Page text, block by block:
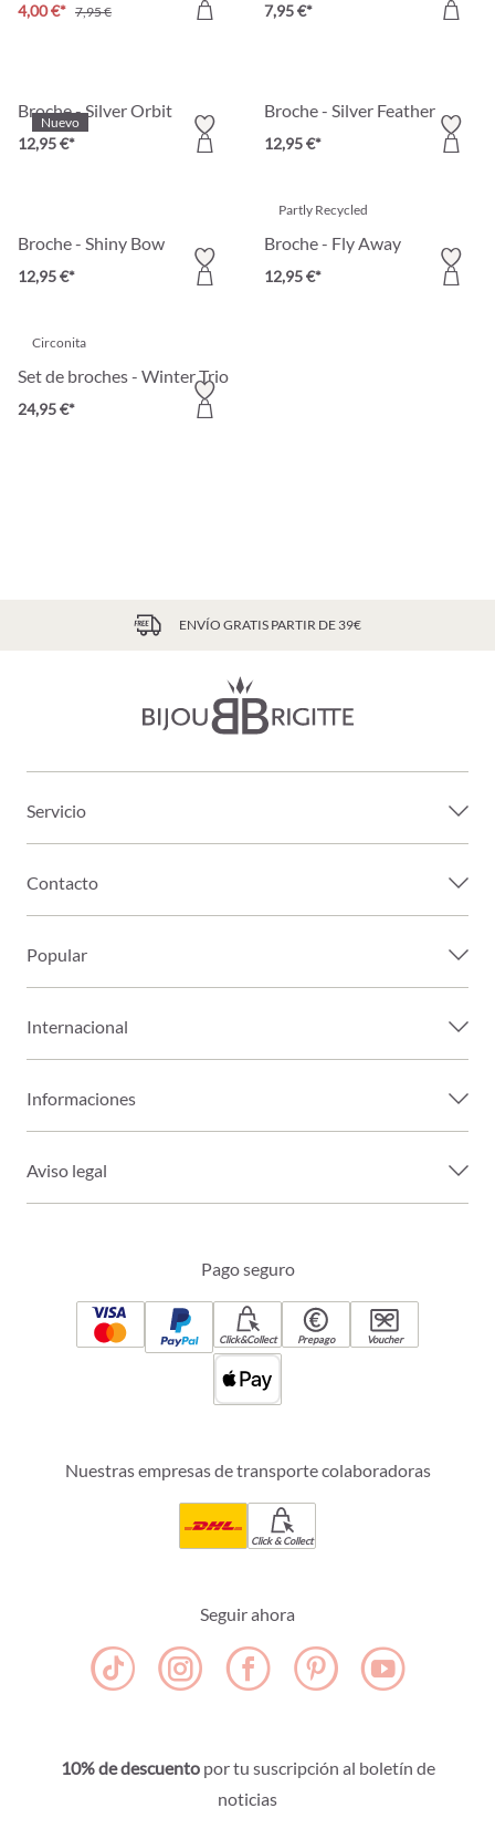
4,00 €* 7,95 € 7,95 €*
Nuevo
Broche - Silver Orbit
12,95 €*
Broche - Silver Feather
12,95 €*
Broche - Shiny Bow
12,95 €*
Partly Recycled
Broche - Fly Away
12,95 €*
Circonita
Set de broches - Winter Trio
24,95 €*
ENVÍO GRATIS PARTIR DE 39€
Servicio
Contacto
Popular
Internacional
Informaciones
Aviso legal
Pago seguro
Click&Collect Prepago Voucher
Nuestras empresas de transporte colaboradoras
Click & Collect
Seguir ahora
10% de descuentopor tu suscripción al boletín de
noticias